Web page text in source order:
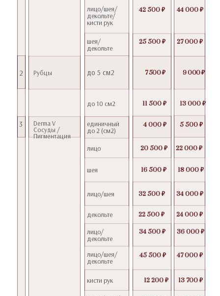
44 000 ₽
лицо/шея/
декольте/
кисти рук
27 000 ₽
шея/
декольте
9 000 ₽
до 5 см2
13 000 ₽
до 10 см2
2 Рубцы
5 500 ₽
единичный
до 2 (см2)
лицо/
декольте
36 000 ₽
кисти рук 13 700 ₽
лицо/шея/
декольте
47 000 ₽
3
22 000 ₽
Derma V
Сосуды /
Пигментация
шея
лицо
18 000 ₽
лицо/шея 34 000 ₽
декольте 24 000 ₽
42 500 ₽
25 500 ₽
7 500 ₽
11 500 ₽
4 000 ₽
34 500 ₽
12 200 ₽
45 500 ₽
20 500 ₽
16 500 ₽
32 500 ₽
22 500 ₽